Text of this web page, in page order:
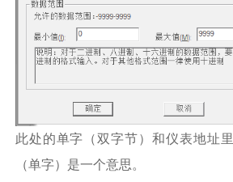
此处的单字（双字节）和仪表地址
（单字）是一个意思。